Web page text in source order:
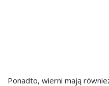
Ponadto, wierni mają